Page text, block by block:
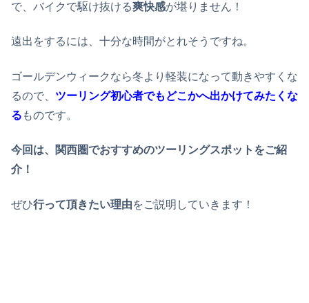
で、バイクで駆け抜ける爽快感が堪りません！
遠出をするには、十分な時間がとれそうですね。
ゴールデンウィークなら冬より軽装になって動きやすくな
るので、 ツーリング初心者でもどこかへ出かけてみたくな
る ものです。
今回は、関西圏でおすすめのツーリングスポットをご紹
介！
ぜひ行って頂きたい理由をご説明していきます！